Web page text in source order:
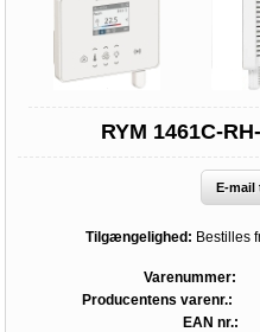
RYM 1461C-
E-mail
Tilgængelighed: Bestilles
Varenummer:
Producentens varenr.:
EAN nr.: